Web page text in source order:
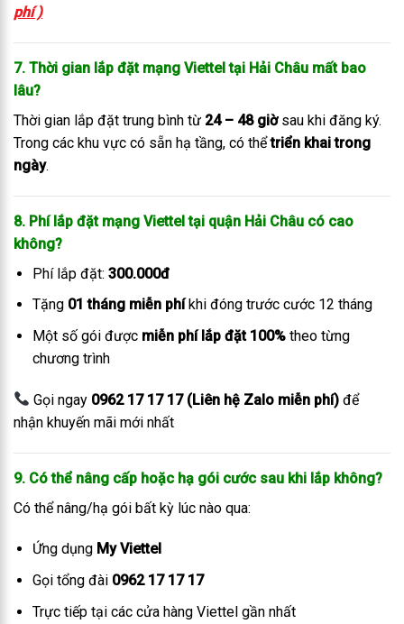
phí )
7. Thời gian lắp đặt mạng Viettel tại Hải Châu mất bao
lâu?
Thời gian lắp đặt trung bình từ 24 – 48 giờsau khi đăng ký.
Trong các khu vực có sẵn hạ tầng, có thểtriển khai trong
ngày.
8. Phí lắp đặt mạng Viettel tại quận Hải Châu có cao
không?
Phí lắp đặt: 300.000đ
Tặng 01 tháng miễn phíkhi đóng trước cước 12 tháng
Một số gói được miễn phí lắp đặt 100%theo từng
chương trình
Gọi ngay 0962 17 17 17 (Liên hệ Zalo miễn phí) để
nhận khuyến mãi mới nhất
9. Có thể nâng cấp hoặc hạ gói cước sau khi lắp không?
Có thể nâng/hạ gói bất kỳ lúc nào qua:
Ứng dụng My Viettel
Gọi tổng đài 0962 17 17 17
Trực tiếp tại các cửa hàng Viettel gần nhất